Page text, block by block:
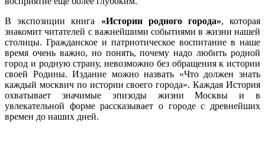
В экспозиции книга «Истории родного города», которая
знакомит читателей с важнейшими событиями в жизни нашей
столицы. Гражданское и патриотическое воспитание в наше
время очень важно, но понять, почему надо любить родной
город и родную страну, невозможно без обращения к истории
своей Родины. Издание можно назвать «Что должен знать
каждый москвич по истории своего города». Каждая История
охватывает значимые эпизоды жизни Москвы и в
увлекательной форме рассказывает о городе с древнейших
времен до наших дней.